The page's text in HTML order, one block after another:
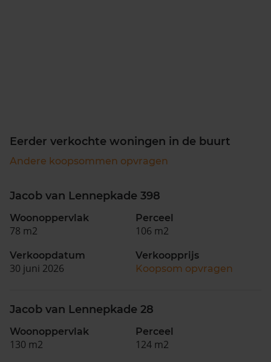
Eerder verkochte woningen in de buurt
Andere koopsommen opvragen
Jacob van Lennepkade 398
Woonoppervlak
78 m2
Perceel
106 m2
Verkoopdatum
30 juni 2026
Verkoopprijs
Koopsom opvragen
Jacob van Lennepkade 28
Woonoppervlak
130 m2
Perceel
124 m2